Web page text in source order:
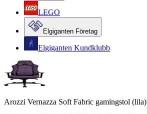
LEGO
Elgiganten Företag
Elgiganten Kundklubb
Arozzi Vernazza Soft Fabric gamingstol (lila)